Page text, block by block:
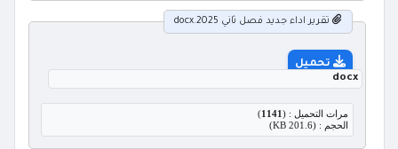
تقرير اداء جديد فصل ثاني 2025.docx
تحميل
docx
مرات التحميل : (1141
)
الحجم : (201.6 KB)